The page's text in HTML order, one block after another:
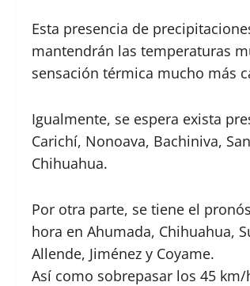
Esta presencia de
mantendrán las temperaturas
sensación térmica mucho más
Igualmente, se espera exista
Carichí, Nonoava, Bachiniva,
Chihuahua.
Por otra parte, se tiene el
hora en Ahumada, Chihuahua,
Allende, Jiménez y Coyame.
Así como sobrepasar los 45 km/